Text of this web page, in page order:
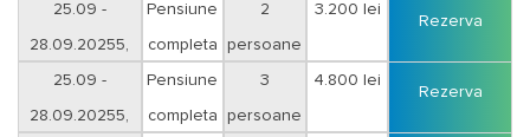
sejur 3 nopti
25.09 -
28.09.20255,
sejur 3 nopti
Pensiune
completa
2
persoane
3.200 lei
Rezerva
25.09 -
28.09.20255,
Pensiune
completa
3
persoane
4.800 lei
Rezerva